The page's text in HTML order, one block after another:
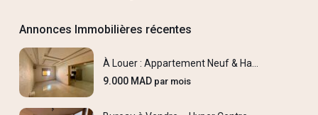
Annonces Immobilières récentes
À Louer : Appartement Neuf & Ha...
9.000 MAD par mois